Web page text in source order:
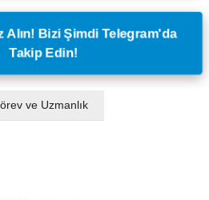
Alın! Bizi Şimdi Telegram'da
Takip Edin!
ve Uzmanlık